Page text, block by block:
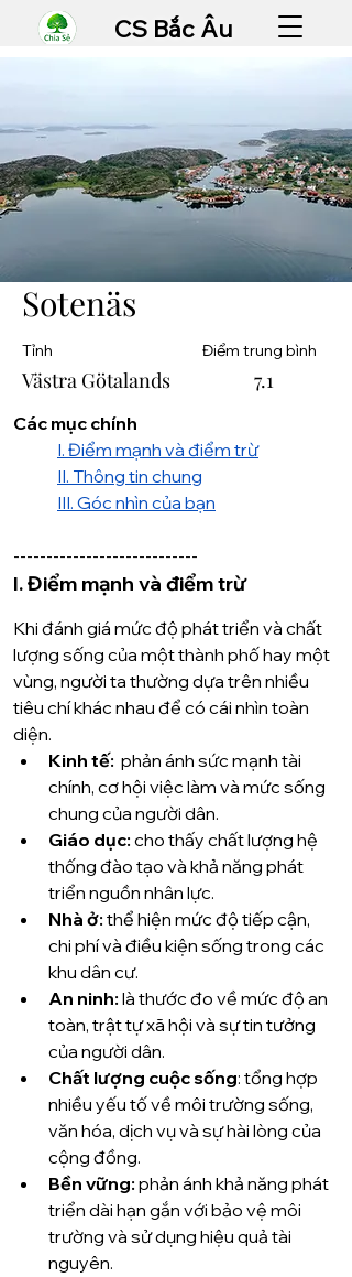
CS Bắc Âu
Sotenäs
Tỉnh Điểm trung bình
Västra Götalands 7.1
Các mục chính
I. Điểm mạnh và điểm trừ
II. Thông tin chung
III. Góc nhìn của bạn
----------------------------
I. Điểm mạnh và điểm trừ
Khi đánh giá mức độ phát triển và chất
lượng sống của một thành phố hay một
vùng, người ta thường dựa trên nhiều
tiêu chí khác nhau để có cái nhìn toàn
diện.
Kinh tế: phản ánh sức mạnh tài
chính, cơ hội việc làm và mức sống
chung của người dân.
Giáo dục: cho thấy chất lượng hệ
thống đào tạo và khả năng phát
triển nguồn nhân lực.
Nhà ở: thể hiện mức độ tiếp cận,
chi phí và điều kiện sống trong các
khu dân cư.
An ninh: là thước đo về mức độ an
toàn, trật tự xã hội và sự tin tưởng
của người dân.
Chất lượng cuộc sống: tổng hợp
nhiều yếu tố về môi trường sống,
văn hóa, dịch vụ và sự hài lòng của
cộng đồng.
Bền vững: phản ánh khả năng phát
triển dài hạn gắn với bảo vệ môi
trường và sử dụng hiệu quả tài
nguyên.